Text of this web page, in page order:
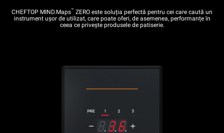
CHEFTOP MIND.Maps™ ZERO este soluția perfectă pentru cei care caută un
instrument ușor de utilizat, care poate oferi, de asemenea, performanțe în
ceea ce privește produsele de patiserie.